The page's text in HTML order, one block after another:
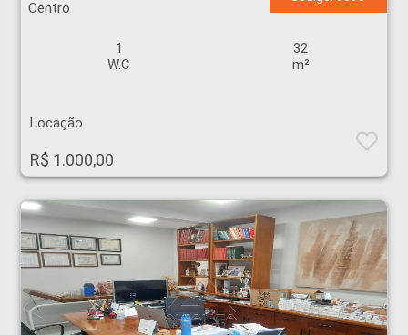
Centro
1
W.C
32
m²
Locação
R$ 1.000,00